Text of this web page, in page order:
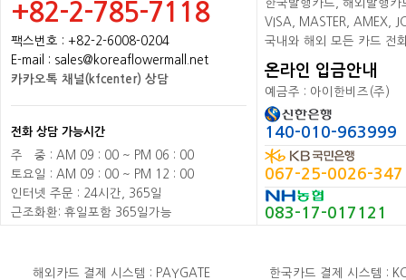
+82-2-785-7118
팩스번호 : +82-2-6008-0204
E-mail : sales@koreaflowermall.net
카카오톡 채널(kfcenter) 상담
전화 상담 가능시간
주
중 : AM 09 : 00 ~ PM 06 : 00
토요일 : AM 09 : 00 ~ PM 12 : 00
인터넷 주문 : 24시간, 365일
근조화환: 휴일포함 365일가능
한국발행카드, 해외발행
VISA, MASTER, AMEX,
국내와 해외 모든 카드 전
온라인 입금안내
예금주 : 아이한비즈(주)
140-010-963999
067-25-0026-347
083-17-017121
해외카드 결제 시스템 : PAYGATE 한국카드 결제 시스템 :